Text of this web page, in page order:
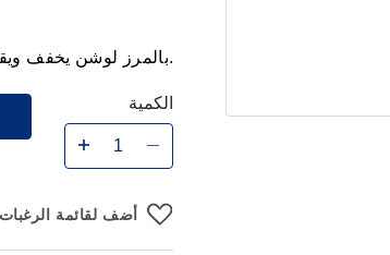
.بالمرز لوشن يخفف
الكمية
أضف لقائمة الرغبات